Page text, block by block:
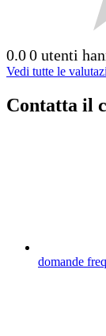
0.00 utenti
Vedi tutte le
Contatta il
domande